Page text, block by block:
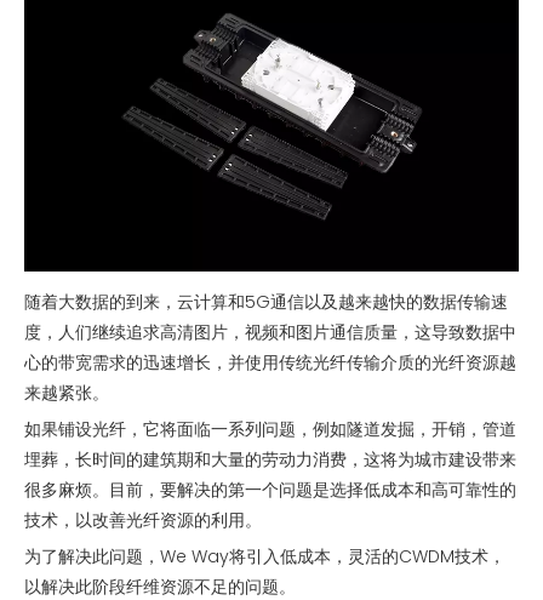
随着大数据的到来，云计算和5G通信以及越来越快的数据传输速
度，人们继续追求高清图片，视频和图片通信质量，这导致数据中
心的带宽需求的迅速增长，并使用传统光纤传输介质的光纤资源越
来越紧张。
如果铺设光纤，它将面临一系列问题，例如隧道发掘，开销，管道
埋葬，长时间的建筑期和大量的劳动力消费，这将为城市建设带来
很多麻烦。目前，要解决的第一个问题是选择低成本和高可靠性的
技术，以改善光纤资源的利用。
为了解决此问题，We Way将引入低成本，灵活的CWDM技术，
以解决此阶段纤维资源不足的问题。